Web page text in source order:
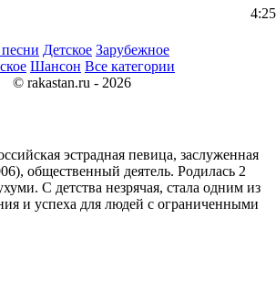
Детское Зарубежное
Шансон Все категории
© rakastan.ru - 2026
эстрадная певица, заслуженная
общественный деятель. Родилась 2
С детства незрячая, стала одним из
и успеха для людей с ограниченными
4:25